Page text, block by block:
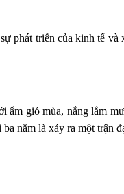
phát triển của kinh tế
gió mùa, nắng lắm
năm là xảy ra một trận